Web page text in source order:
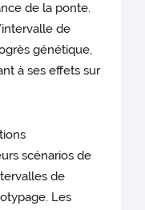
de la ponte.
de
génétique,
à ses effets sur
scénarios de
de
Les